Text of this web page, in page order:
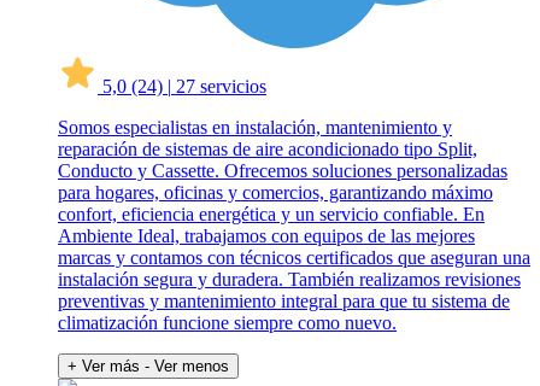
5,0 (24) | 27 servicios
Somos especialistas en instalación, mantenimiento y
reparación de sistemas de aire acondicionado tipo Split,
Conducto y Cassette. Ofrecemos soluciones personalizadas
para hogares, oficinas y comercios, garantizando máximo
confort, eficiencia energética y un servicio confiable. En
Ambiente Ideal, trabajamos con equipos de las mejores
marcas y contamos con técnicos certificados que aseguran una
instalación segura y duradera. También realizamos revisiones
preventivas y mantenimiento integral para que tu sistema de
climatización funcione siempre como nuevo.
+ Ver más - Ver menos